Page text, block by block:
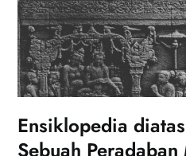
Ensiklopedia
Sebuah